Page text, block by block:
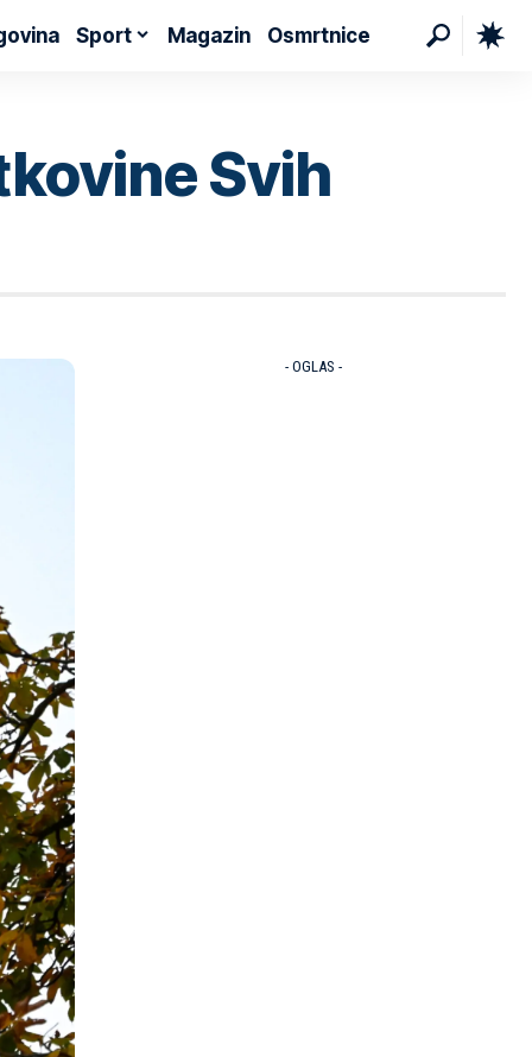
Sport Magazin Osmrtnice
Svih
- OGLAS -